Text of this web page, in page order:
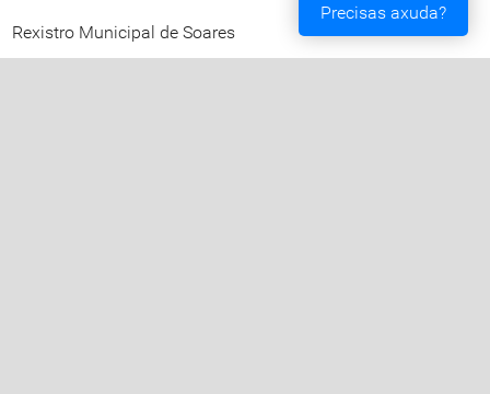
Rexistro Municipal de Soares
Precisas axuda?